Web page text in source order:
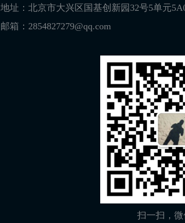
地址：北京市大兴区国基创新园32号5单元
邮箱：2854827279@qq.com
扫一扫，